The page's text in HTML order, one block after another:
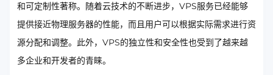
和可定制性著称。随着云技术的不断进步，VPS服务已经能够
提供接近物理服务器的性能，而且用户可以根据实际需求进行资
源分配和调整。此外，VPS的独立性和安全性也受到了越来越
多企业和开发者的青睐。